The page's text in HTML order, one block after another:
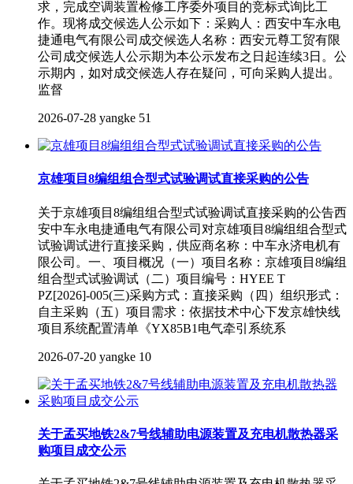
求，完成空调装置检修工序委外项目的竞标式询比工
作。现将成交候选人公示如下：采购人：西安中车永电
捷通电气有限公司成交候选人名称：西安元尊工贸有限
公司成交候选人公示期为本公示发布之日起连续3日。公
示期内，如对成交候选人存在疑问，可向采购人提出。
监督
2026-07-28 yangke 51
京雄项目8编组组合型式试验调试直接采购的公告
关于京雄项目8编组组合型式试验调试直接采购的公告西
安中车永电捷通电气有限公司对京雄项目8编组组合型式
试验调试进行直接采购，供应商名称：中车永济电机有
限公司。一、项目概况（一）项目名称：京雄项目8编组
组合型式试验调试（二）项目编号：HYEE T
PZ[2026]-005(三)采购方式：直接采购（四）组织形式：
自主采购（五）项目需求：依据技术中心下发京雄快线
项目系统配置清单《YX85B1电气牵引系统系
2026-07-20 yangke 10
关于孟买地铁2&7号线辅助电源装置及充电机散热器采
购项目成交公示